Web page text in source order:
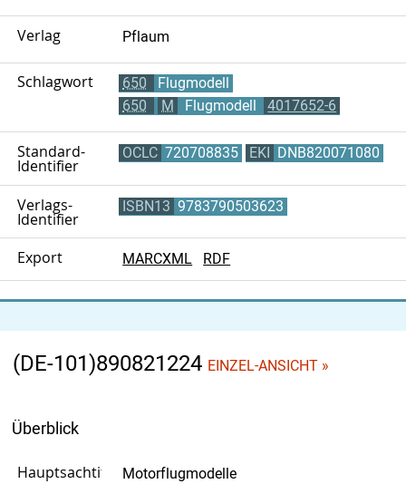
Verlag Pflaum
Schlagwort 650
Flugmodell
650
M Flugmodell 4017652-6
Standard-
Identifier
OCLC 720708835 EKI DNB820071080
Verlags-
Identifier
ISBN13 9783790503623
Export MARCXML RDF
(DE-101)890821224 EINZEL-ANSICHT »
Überblick
Hauptsachtitel Motorflugmodelle